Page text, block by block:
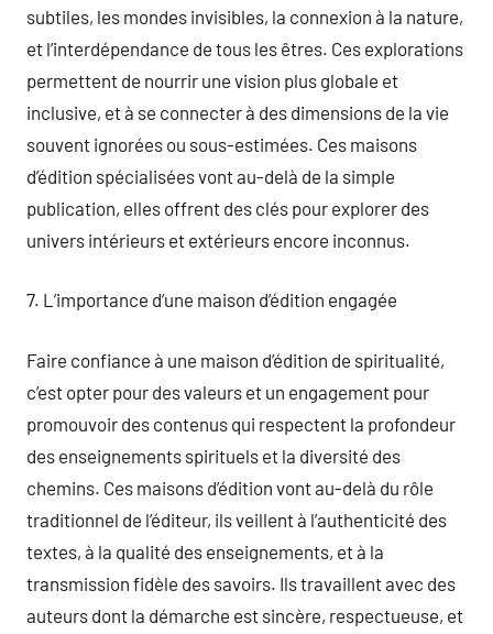
subtiles, les mondes invisibles, la connexion à la nature,
et l’interdépendance de tous les êtres. Ces explorations
permettent de nourrir une vision plus globale et
inclusive, et à se connecter à des dimensions de la vie
souvent ignorées ou sous-estimées. Ces maisons
d’édition spécialisées vont au-delà de la simple
publication, elles offrent des clés pour explorer des
univers intérieurs et extérieurs encore inconnus.
7. L’importance d’une maison d’édition engagée
Faire confiance à une maison d’édition de spiritualité,
c’est opter pour des valeurs et un engagement pour
promouvoir des contenus qui respectent la profondeur
des enseignements spirituels et la diversité des
chemins. Ces maisons d’édition vont au-delà du rôle
traditionnel de l’éditeur, ils veillent à l’authenticité des
textes, à la qualité des enseignements, et à la
transmission fidèle des savoirs. Ils travaillent avec des
auteurs dont la démarche est sincère, respectueuse, et